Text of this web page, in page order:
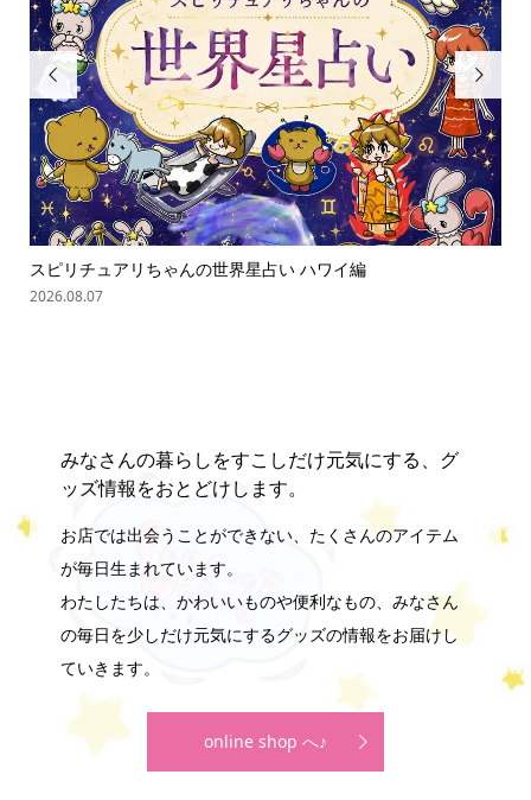

スピリチュアリちゃんの世界星占い ハワイ編
2026.08.07

みなさんの暮らしをすこしだけ元気にする、グ
ッズ情報をおとどけします。
お店では出会うことができない、たくさんのアイテム
が毎日生まれています。
わたしたちは、かわいいものや便利なもの、みなさん
の毎日を少しだけ元気にするグッズの情報をお届けし
ていきます。
online shop へ♪